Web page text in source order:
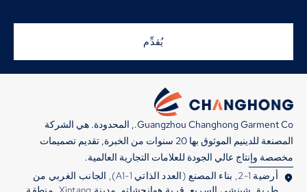
يُقدِّم
Guangzhou Changhong Garment Co., المحدودة. هي الشركة
المصنعة للدينيم الموثوق بها 20 سنوات من الخبرة, تقديم تصميمات
مخصصة وإنتاج عالي الجودة للعلامات التجارية العالمية.
أرضية 1-2, بناء المصنع (العدد الذاتي A1-1), الجانب الغربي من